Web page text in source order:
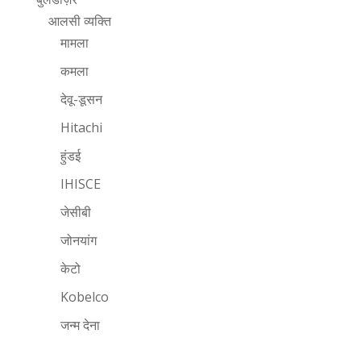
आलसी व्यक्ति
मामला
कमला
देवू-डूसन
Hitachi
हुंडई
IHISCE
जेसीबी
जोनयांग
केटो
Kobelco
जन्म देना